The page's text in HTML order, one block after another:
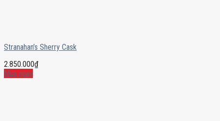
Stranahan’s Sherry Cask
2.850.000₫
Mua ngay